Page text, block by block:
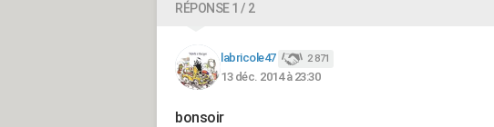
RÉPONSE 1 / 2
labricole47 2 871
13 déc. 2014 à 23:30
bonsoir